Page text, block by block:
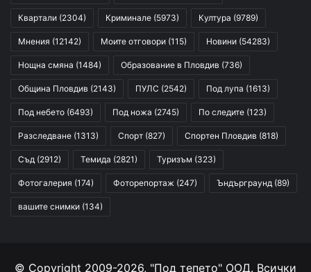
Квартали (2304) Криминале (5973) Култура (9789)
Мнения (12142) Моите отговори (115) Новини (54283)
Нощна смяна (1484) Образование в Пловдив (736)
Община Пловдив (2143) ПУЛС (2542) Под лупа (1613)
Под небето (6493) Под ножа (2745) По следите (123)
Разследване (1313) Спорт (827) Спортен Пловдив (818)
Съд (2912) Темида (2821) Туризъм (323)
Фотогалерия (174) Фоторепортаж (247) Ъндърграунд (89)
вашите снимки (134)
© Copyright 2009-2026, "Под тепето" ООД. Всички